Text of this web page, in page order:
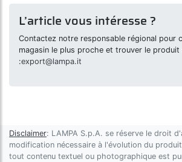
L’article vous intéresse ?
Contactez notre responsable régional pour
magasin le plus proche et trouver le
:export@lampa.it
Disclaimer: LAMPA S.p.A. se réserve le droit
modification nécessaire à l'évolution du
tout contenu textuel ou photographique est